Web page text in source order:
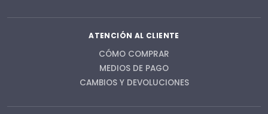
ATENCIÓN AL CLIENTE
CÓMO COMPRAR
MEDIOS DE PAGO
CAMBIOS Y DEVOLUCIONES